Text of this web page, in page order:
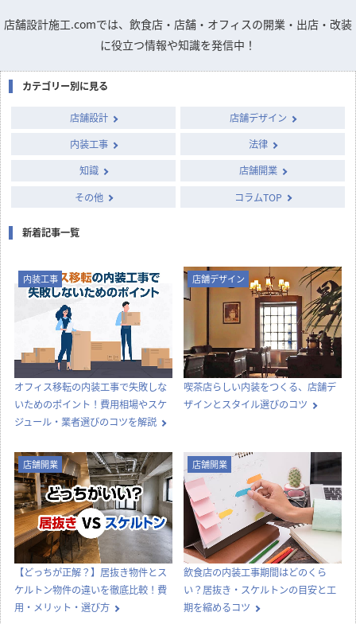
店舗デザインのお悩みや疑問を
専門家に質問できるQ&A掲示板
店舗開発・施設管理に 役立つコラム
店舗設計施工.comでは、飲食店・店舗・オフィスの開業・出店・改装
カテゴリー別に見る
店舗設計
店舗デザイン
内装工事
法律
知識
店舗開業
その他
コラムTOP
内装工事
オフィス移転の内装工事で失敗しな
いためのポイント！費用相場やスケ
店舗デザイン
喫茶店らしい内装をつくる、店舗デ
ザインとスタイル選びのコツ